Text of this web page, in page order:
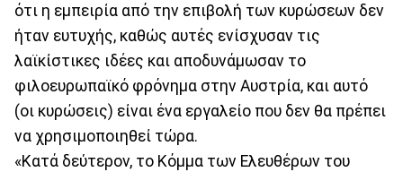
ότι η εμπειρία από την επιβολή των κυρώσεων δεν
ήταν ευτυχής, καθώς αυτές ενίσχυσαν τις
λαϊκίστικες ιδέες και αποδυνάμωσαν το
φιλοευρωπαϊκό φρόνημα στην Αυστρία, και αυτό
(οι κυρώσεις) είναι ένα εργαλείο που δεν θα πρέπει
να χρησιμοποιηθεί τώρα.
«Κατά δεύτερον, το Κόμμα των Ελευθέρων του